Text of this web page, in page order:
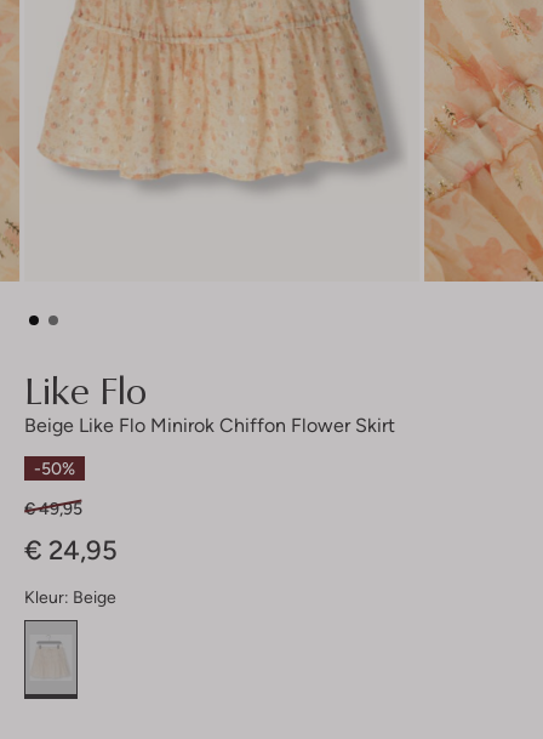
Like Flo
Beige Like Flo Minirok Chiffon Flower Skirt
-50%
€ 49,95
€ 24,95
Kleur: Beige